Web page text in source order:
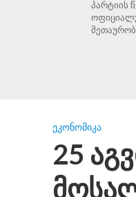
პარტიის
ᲔᲙᲝᲜᲝᲛᲘᲙᲐ
25